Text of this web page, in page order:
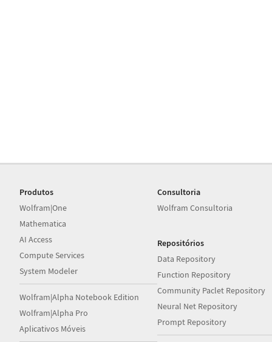
Produtos
Wolfram|One
Mathematica
AI Access
Compute Services
System Modeler
Wolfram|Alpha Notebook Edition
Wolfram|Alpha Pro
Aplicativos Móveis
Consultoria
Wolfram Consultoria
Repositórios
Data Repository
Function Repository
Community Paclet Repository
Neural Net Repository
Prompt Repository